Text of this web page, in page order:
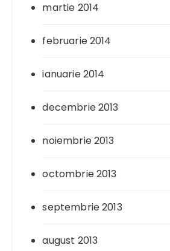
martie 2014
februarie 2014
ianuarie 2014
decembrie 2013
noiembrie 2013
octombrie 2013
septembrie 2013
august 2013